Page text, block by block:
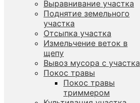
Выравнивание участка
Поднятие земельного
участка
Отсыпка участка
Измельчение веток в
щепу
Вывоз мусора с участка
Покос травы
Покос травы
триммером